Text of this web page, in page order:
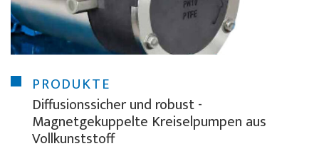
PRODUKTE
Diffusionssicher und robust -
Magnetgekuppelte Kreiselpumpen aus
Vollkunststoff